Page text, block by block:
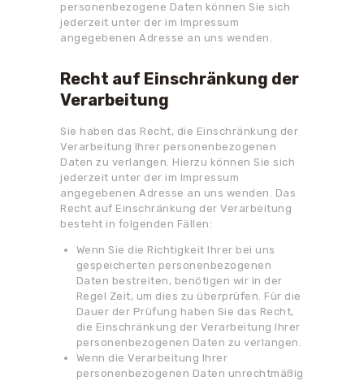
personenbezogene Daten können Sie sich
jederzeit unter der im Impressum
angegebenen Adresse an uns wenden.
Recht auf Einschränkung der
Verarbeitung
Sie haben das Recht, die Einschränkung der
Verarbeitung Ihrer personenbezogenen
Daten zu verlangen. Hierzu können Sie sich
jederzeit unter der im Impressum
angegebenen Adresse an uns wenden. Das
Recht auf Einschränkung der Verarbeitung
besteht in folgenden Fällen:
Wenn Sie die Richtigkeit Ihrer bei uns
gespeicherten personenbezogenen
Daten bestreiten, benötigen wir in der
Regel Zeit, um dies zu überprüfen. Für die
Dauer der Prüfung haben Sie das Recht,
die Einschränkung der Verarbeitung Ihrer
personenbezogenen Daten zu verlangen.
Wenn die Verarbeitung Ihrer
personenbezogenen Daten unrechtmäßig